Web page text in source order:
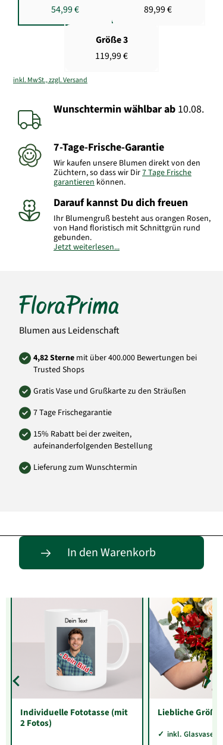
54,99 €
89,99 €
Größe 3
119,99 €
inkl. MwSt., zzgl. Versand
Wunschtermin wählbarab 10.08.
7-Tage-Frische-Garantie
Wir kaufen unsere Blumen direkt von den
Züchtern, so dass wir Dir7 Tage Frische
garantieren können.
Darauf kannst Du dich freuen
Ihr Blumengruß besteht aus orangen Rosen,
von Hand floristisch mit Schnittgrün rund
gebunden.
Uhr).Einen
Wunschzeitraum können Sie im Feld
"Adresszusatz" der Empfänger-Adresse
Jetzt weiterlesen...
Blumen aus Leidenschaft
4,82 Sterne mit über 400.000 Bewertungen bei
Trusted Shops
Gratis Vase und Grußkarte zu den Sträußen
7 Tage Frischegarantie
15% Rabatt bei der zweiten,
aufeinanderfolgenden Bestellung
Lieferung zum Wunschtermin
In den Warenkorb
Entdecke passende Alternativen
Individuelle Fototasse (mit
2 Fotos)
Liebliche Größe
inkl. Glasvase